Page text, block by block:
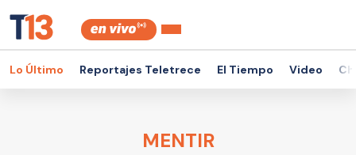
Lo Último Reportajes Teletrece El Tiempo Video
MENTIR